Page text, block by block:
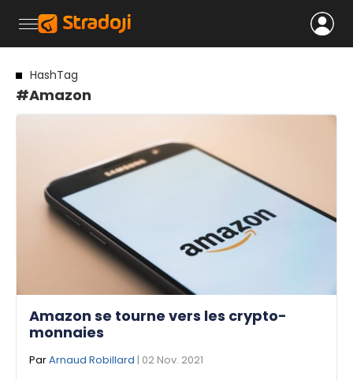
HashTag
#Amazon
Amazon se tourne vers les crypto-
monnaies
ParArnaud Robillard | 02 Nov. 2021